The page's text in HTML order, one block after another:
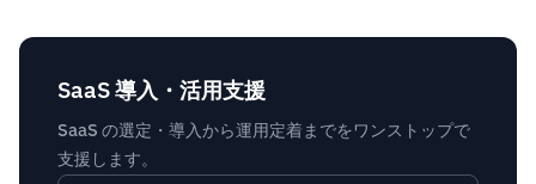
SaaS 導入・活用支援
SaaS の選定・導入から運用定着までをワンストップで
支援します。